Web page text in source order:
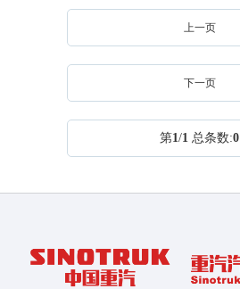
上一页
下一页
第1/1 总条数:0